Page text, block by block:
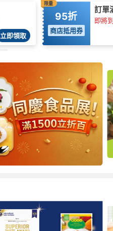
立即領取
限量
95折
商店抵用券
訂單
即將